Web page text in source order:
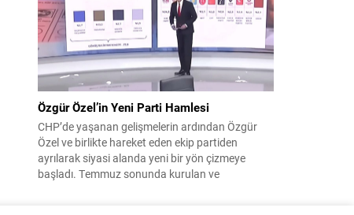
güvenlik yaklaşımıyla bölgesel barış, istikrar...
Özgür Özel’in Yeni Parti Hamlesi
CHP’de yaşanan gelişmelerin ardından Özgür
Özel ve birlikte hareket eden ekip partiden
ayrılarak siyasi alanda yeni bir yön çizmeye
başladı. Temmuz sonunda kurulan ve